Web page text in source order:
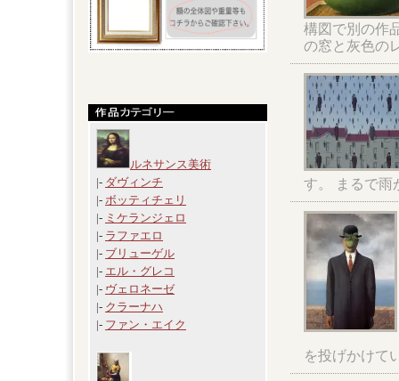
ルネサンス美術
|- ダヴィンチ
|- ボッティチェリ
|- ミケランジェロ
|- ラファエロ
|- ブリューゲル
|- エル・グレコ
|- ヴェロネーゼ
|- クラーナハ
|- ファン・エイク
構図で別の作
の窓と灰色の
す。 まるで雨
を投げかけて